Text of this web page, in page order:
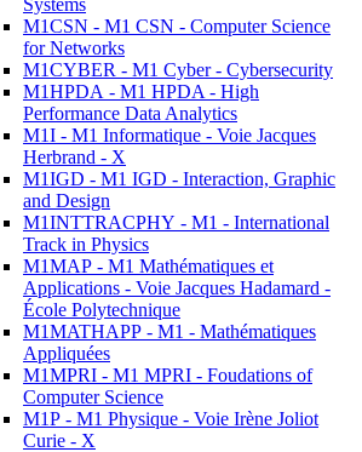
Systems
M1CSN - M1 CSN - Computer Science
for Networks
M1CYBER - M1 Cyber - Cybersecurity
M1HPDA - M1 HPDA - High
Performance Data Analytics
M1I - M1 Informatique - Voie Jacques
Herbrand - X
M1IGD - M1 IGD - Interaction, Graphic
and Design
M1INTTRACPHY - M1 - International
Track in Physics
M1MAP - M1 Mathématiques et
Applications - Voie Jacques Hadamard -
École Polytechnique
M1MATHAPP - M1 - Mathématiques
Appliquées
M1MPRI - M1 MPRI - Foudations of
Computer Science
M1P - M1 Physique - Voie Irène Joliot
Curie - X